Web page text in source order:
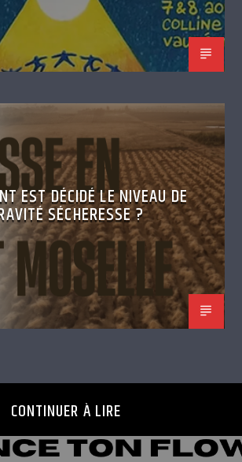
EST DÉCIDÉ LE NIVEAU DE
SÉCHERESSE ?
CONTINUER À LIRE